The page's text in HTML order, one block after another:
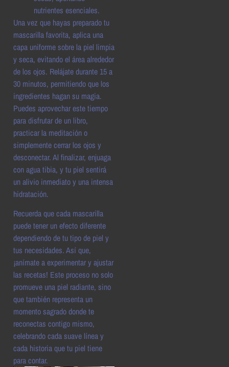
nutrientes esenciales.
Una vez que hayas preparado tu
mascarilla favorita, aplica una
capa uniforme sobre la piel limpia
y seca, evitando el área alrededor
de los ojos. Relájate durante 15 a
30 minutos, permitiendo que los
ingredientes hagan su magia.
Puedes aprovechar este tiempo
para disfrutar de un libro,
practicar la meditación o
simplemente cerrar los ojos y
desconectar. Al finalizar, enjuaga
con agua tibia, y tu piel sentirá
un alivio inmediato y una intensa
hidratación.
Recuerda que cada mascarilla
puede tener un efecto diferente
dependiendo de tu tipo de piel y
tus necesidades. Así que,
¡anímate a experimentar y ajustar
las recetas! Este proceso no solo
promueve una piel radiante, sino
que también representa un
momento sagrado donde te
reconectas contigo mismo,
celebrando cada suave línea y
cada historia que tu piel tiene
para contar.